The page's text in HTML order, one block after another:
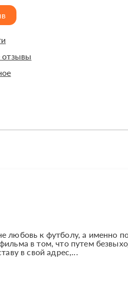
отзывы
любовь к футболу, а именно
в том, что путем
в свой адрес,...